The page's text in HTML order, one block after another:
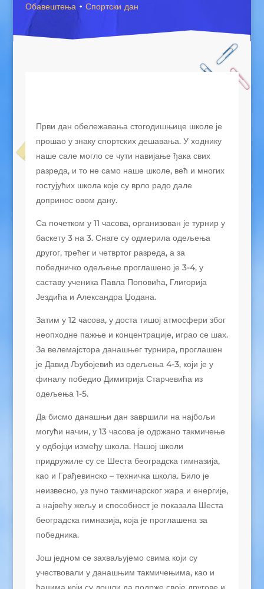
Обавештења · Спортски дан
Први дан обележавања стогодишњице школе је
прошао у знаку спортских дешавања. У ходнику
наше сале могло се чути навијање ђака свих
разреда, и то не само наше школе, већ и многих
гостујућих школа које су врло радо дале
допринос овом дану.
Са почетком у 11 часова, организован је турнир у
баскету 3 на 3. Снаге су одмерила одељења
другог, трећег и четвртог разреда, а за
победничко одељење проглашено је 3-4, у
саставу ученика Павла Поповића, Глигорија
Јездића и Александра Џодана.
Затим у 12 часова, у доста тишој атмосфери због
неопходне пажње и концентрације, играо се шах.
За велемајстора данашњег турнира, проглашен
је Давид Љубојевић из одељења 4-3, који је у
финалу победио Димитрија Старчевића из
одељења 1-5.
Да бисмо данашњи дан завршили на најбољи
могући начин, у 13 часова је одржано такмичење
у одбојци између школа. Нашој школи
придружиле су се Шеста београдска гимназија,
као и Грађевинско – техничка школа. Било је
неизвесно, уз пуно такмичарског жара и енергије,
а највећу жељу и способност је показала Шеста
београдска гимназија, која је проглашена за
победника.
Још једном се захваљујемо свима који су
учествовали у данашњим такмичењима, као и